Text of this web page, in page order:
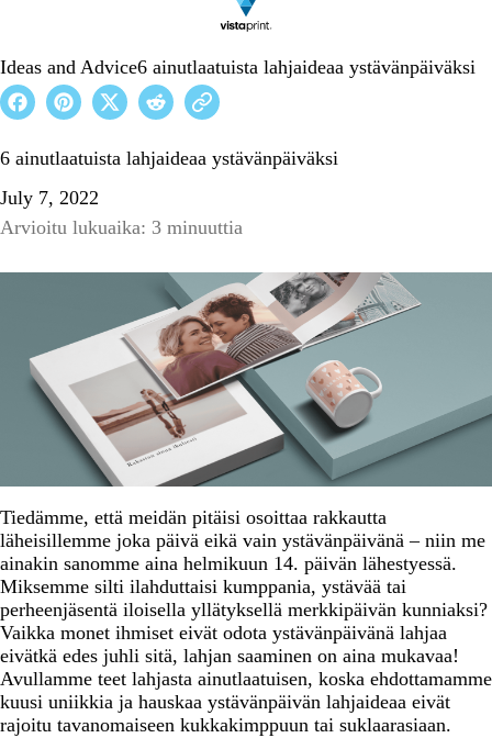
Ideas and Advice6 ainutlaatuista lahjaideaa ystävänpäiväksi
6 ainutlaatuista lahjaideaa ystävänpäiväksi
July 7, 2022
Arvioitu lukuaika: 3 minuuttia
Tiedämme, että meidän pitäisi osoittaa rakkautta
läheisillemme joka päivä eikä vain ystävänpäivänä – niin me
ainakin sanomme aina helmikuun 14. päivän lähestyessä.
Miksemme silti ilahduttaisi kumppania, ystävää tai
perheenjäsentä iloisella yllätyksellä merkkipäivän kunniaksi?
Vaikka monet ihmiset eivät odota ystävänpäivänä lahjaa
eivätkä edes juhli sitä, lahjan saaminen on aina mukavaa!
Avullamme teet lahjasta ainutlaatuisen, koska ehdottamamme
kuusi uniikkia ja hauskaa ystävänpäivän lahjaideaa eivät
rajoitu tavanomaiseen kukkakimppuun tai suklaarasiaan.